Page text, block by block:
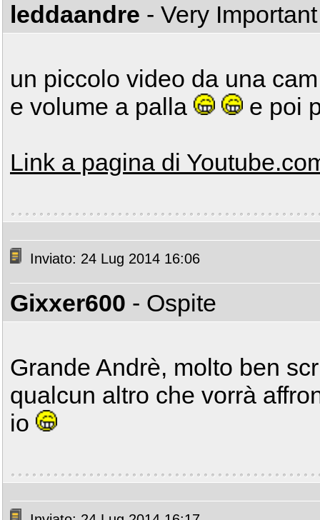
leddaandre - Very
un piccolo video da una
e volume a palla
e poi
Link a pagina di
Inviato: 24 Lug 2014 16:06
Gixxer600 - Ospite
Grande Andrè, molto ben
qualcun altro che vorrà
io